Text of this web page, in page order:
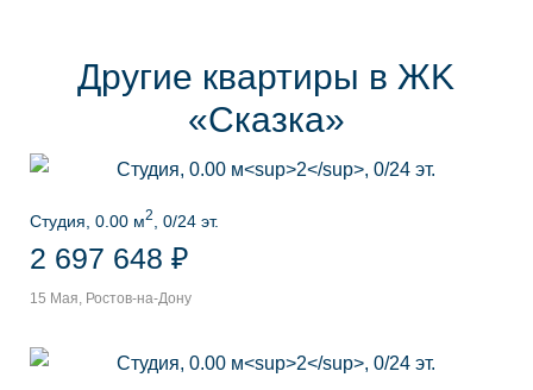
Другие квартиры в ЖK
«Сказка»
Студия, 0.00 м2 , 0/24 эт.
2 697 648 ₽
15 Мая, Ростов-на-Дону